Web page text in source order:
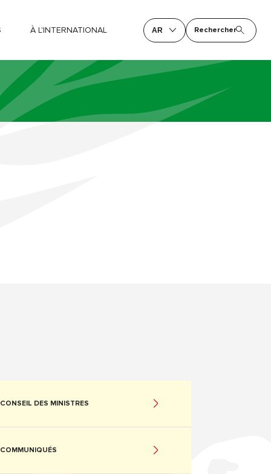
À L'INTERNATIONAL AR Rechercher
CONSEIL DES MINISTRES
COMMUNIQUÉS